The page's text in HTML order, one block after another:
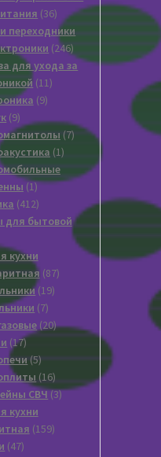
3636
товаров
переходники
246246
товаров
для ухода за
1111
99
99
товаров
77
11
товар
11
товар
412412
товаров
для бытовой
кухни
8787
1919
77
товаров
2020
1717
товаров
55
товаров
1616
товаров
СВЧ 33
кухни
159159
4747